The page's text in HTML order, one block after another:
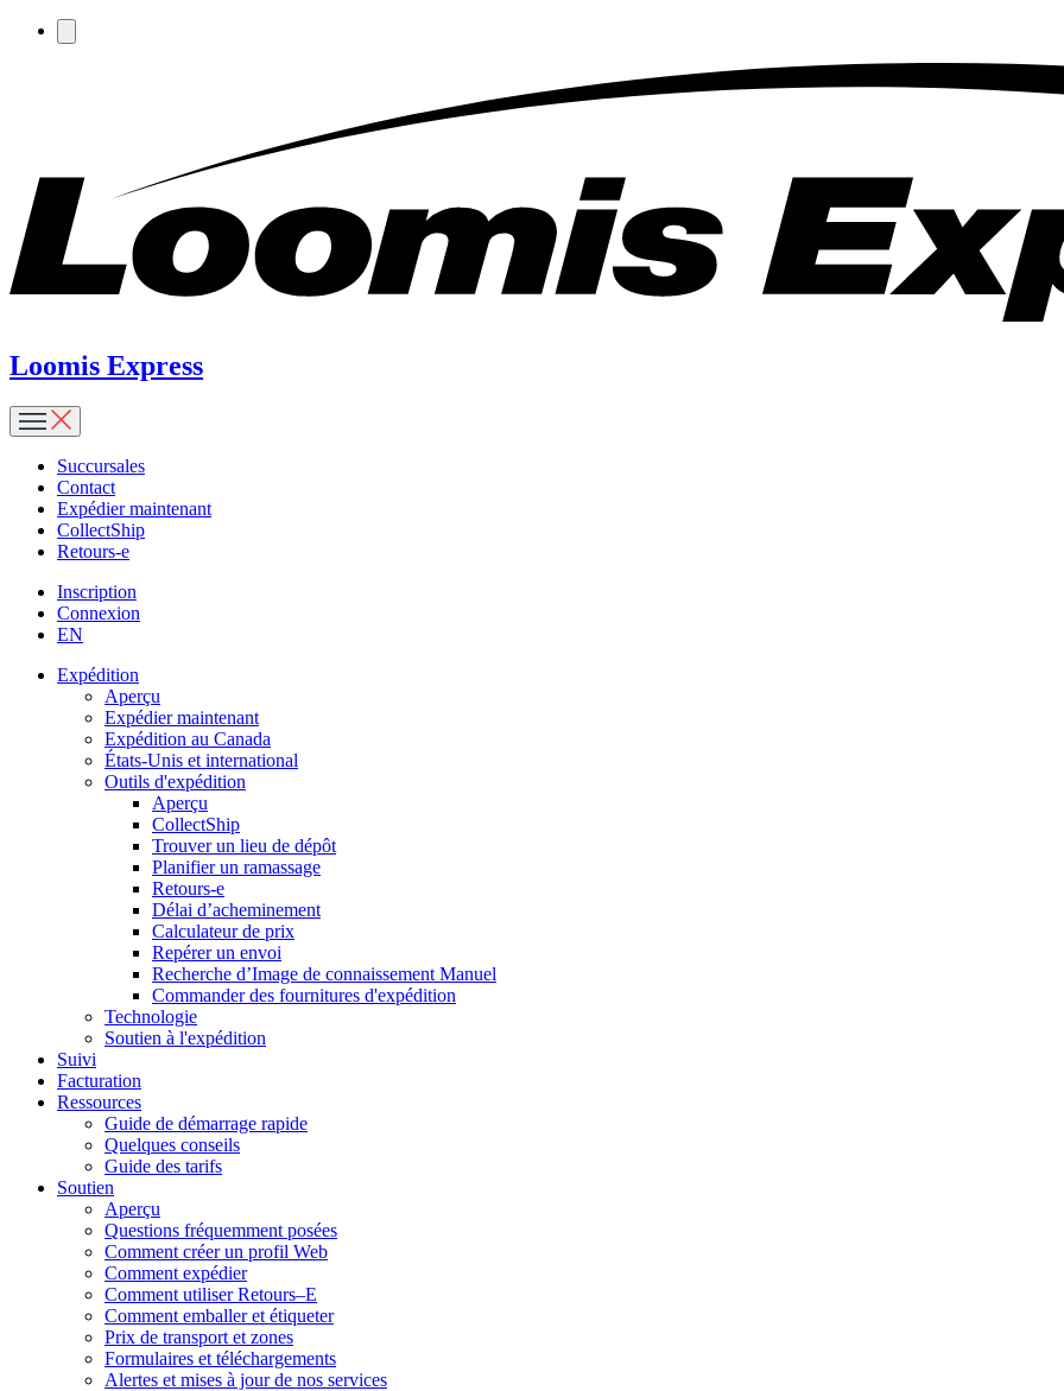
Loomis Express
Succursales
Contact
Expédier maintenant
CollectShip
Retours-e
Inscription
Connexion
EN
Expédition
Aperçu
Expédier maintenant
Expédition au Canada
États-Unis et international
Outils d'expédition
Aperçu
CollectShip
Trouver un lieu de dépôt
Planifier un ramassage
Retours-e
Délai d’acheminement
Calculateur de prix
Repérer un envoi
Recherche d’Image de connaissement Manuel
Commander des fournitures d'expédition
Technologie
Soutien à l'expédition
Suivi
Facturation
Ressources
Guide de démarrage rapide
Quelques conseils
Guide des tarifs
Soutien
Aperçu
Questions fréquemment posées
Comment créer un profil Web
Comment expédier
Comment utiliser Retours–E
Comment emballer et étiqueter
Prix de transport et zones
Formulaires et téléchargements
Alertes et mises à jour de nos services